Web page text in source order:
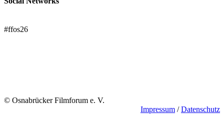
#ffos26
© Osnabrücker Filmforum e. V.
Impressum /Datenschutz